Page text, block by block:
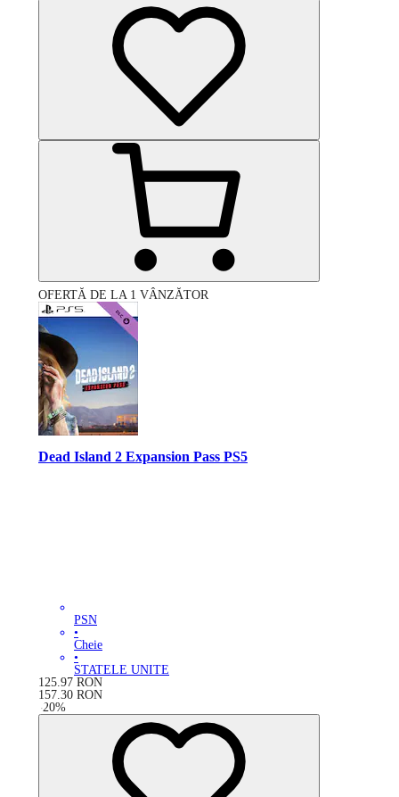
OFERTĂ DE LA 1 VÂNZĂTOR
Dead Island 2 Expansion Pass PS5
PSN
•
Cheie
•
STATELE UNITE
125.97 RON
157.30 RON
-20%